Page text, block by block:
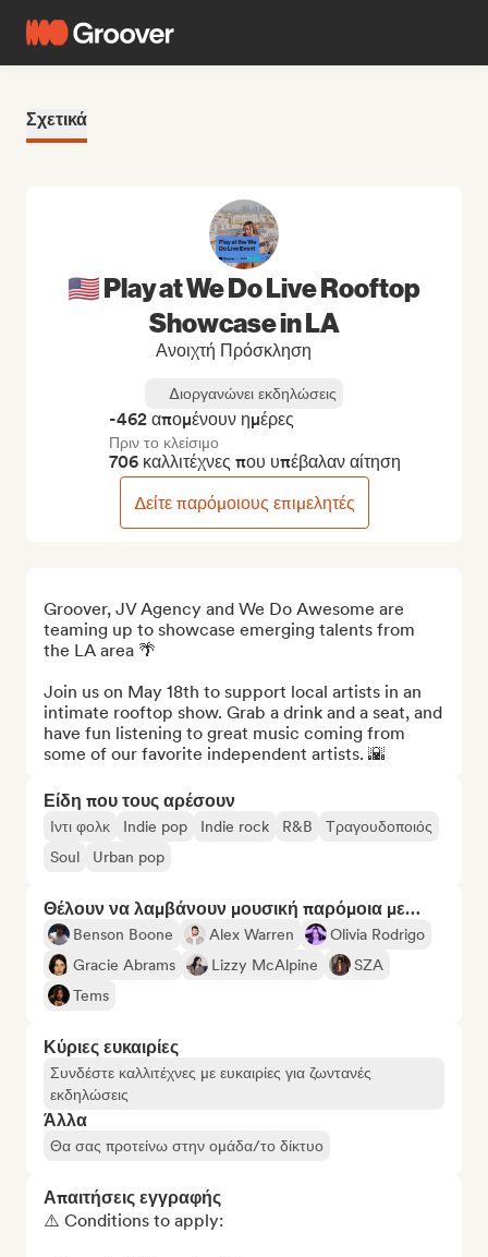
Σχετικά
Groover, JV Agency and We Do Awesome are
teaming up to showcase emerging talents from
the LA area 🌴
Join us on May 18th to support local artists in an
intimate rooftop show. Grab a drink and a seat, and
have fun listening to great music coming from
some of our favorite independent artists. 🌇
Είδη που τους αρέσουν
Ιντι φολκ Indie pop Indie rock R&B
Τραγουδοποιός
Soul
Urban pop
Θέλουν να λαμβάνουν μουσική παρόμοια με…
Benson Boone Alex Warren
Olivia Rodrigo
Gracie Abrams
Lizzy McAlpine
SZA
Tems
Κύριες ευκαιρίες
Συνδέστε καλλιτέχνες με ευκαιρίες για ζωντανές
εκδηλώσεις
Άλλα
Θα σας προτείνω στην ομάδα/το δίκτυο
Απαιτήσεις εγγραφής
⚠️ Conditions to apply:
🇺🇸 Play at We Do Live Rooftop
Showcase in LA
Ανοιχτή Πρόσκληση
Διοργανώνει εκδηλώσεις
-462 απομένουν ημέρες
Πριν το κλείσιμο
706 καλλιτέχνες που υπέβαλαν αίτηση
Δείτε παρόμοιους επιμελητές